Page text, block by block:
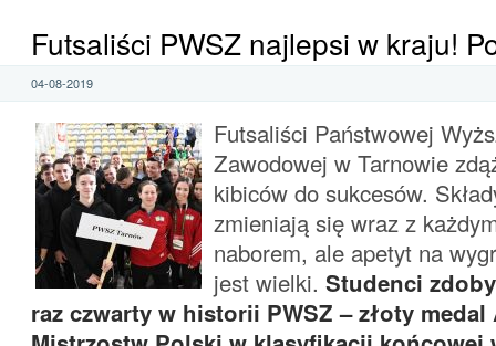
Futsaliści PWSZ najlepsi w kraju!
04-08-2019
Futsaliści Państwowej
Zawodowej w Tarnowie
kibiców do sukcesów.
zmieniają się wraz z
naborem, ale apetyt na
jest wielki. Studenci
raz czwarty w historii PWSZ – złoty